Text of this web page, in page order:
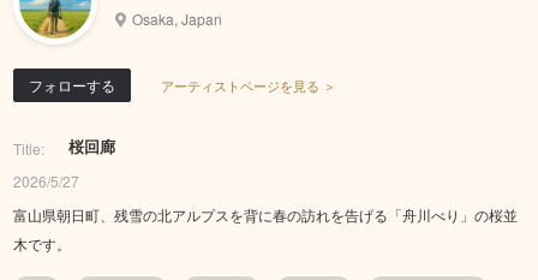
Osaka, Japan
フォローする アーティストページを見る ＞
Title: 桜回廊
2026/5/27
富山県朝日町、残雪の北アルプスを背に春の訪れを告げる「舟川べり」の桜並
木です。